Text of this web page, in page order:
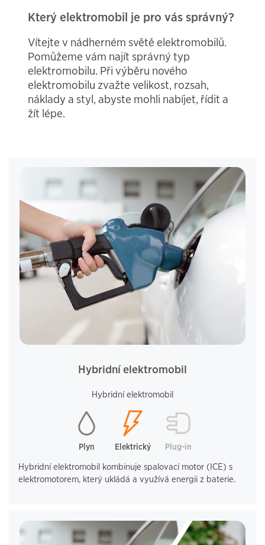
Který elektromobil je pro vás správný?
Vítejte v nádherném světě elektromobilů.
Pomůžeme vám najít správný typ
elektromobilu. Při výběru nového
elektromobilu zvažte velikost, rozsah,
náklady a styl, abyste mohli nabíjet, řídit a
žít lépe.
Hybridní elektromobil
Hybridní elektromobil
Plyn Elektrický Plug-in
Hybridní elektromobil kombinuje spalovací motor (ICE) s
elektromotorem, který ukládá a využívá energii z baterie.